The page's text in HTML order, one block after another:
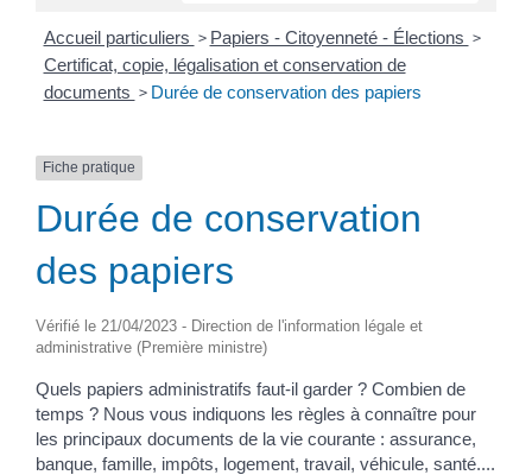
Accueil particuliers > Papiers - Citoyenneté - Élections >
Certificat, copie, légalisation et conservation de
documents > Durée de conservation des papiers
Fiche pratique
Durée de conservation
des papiers
Vérifié le 21/04/2023 - Direction de l'information légale et
administrative (Première ministre)
Quels papiers administratifs faut-il garder ? Combien de
temps ? Nous vous indiquons les règles à connaître pour
les principaux documents de la vie courante : assurance,
banque, famille, impôts, logement, travail, véhicule, santé....